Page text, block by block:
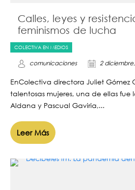
Calles, leyes y
feminismos de lucha
COLECTIVA EN MEDIOS
comunicaciones 2
EnColectiva directora Juliet Gómez
talentosas mujeres, una de ellas fue
Aldana y Pascual Gaviria,...
Leer Más